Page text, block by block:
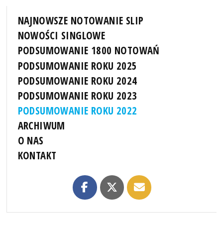
NAJNOWSZE NOTOWANIE SLIP
NOWOŚCI SINGLOWE
PODSUMOWANIE 1800 NOTOWAŃ
PODSUMOWANIE ROKU 2025
PODSUMOWANIE ROKU 2024
PODSUMOWANIE ROKU 2023
PODSUMOWANIE ROKU 2022
ARCHIWUM
O NAS
KONTAKT